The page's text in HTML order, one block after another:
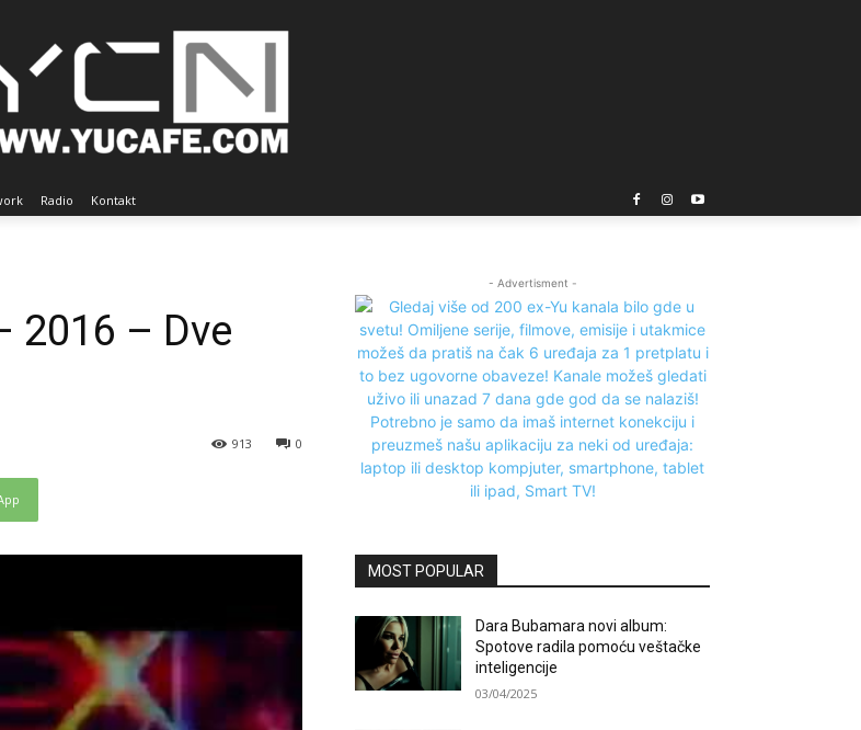
Radio Kontakt
2016 – Dve
0
913
- Advertisment -
MOST POPULAR
Dara Bubamara novi album:
Spotove radila pomoću veštačke
inteligencije
03/04/2025